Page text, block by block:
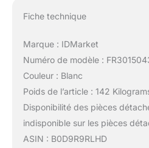
Fiche technique
Marque : IDMarket
Numéro de modèle :
Couleur : Blanc
Poids de l’article : 142
Disponibilité des pièces
indisponible sur les pièces
ASIN : B0D9R9RLHD